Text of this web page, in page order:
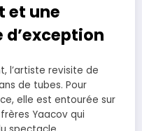
et une
l’artiste revisite de
de tubes. Pour
elle est entourée sur
Yaacov qui